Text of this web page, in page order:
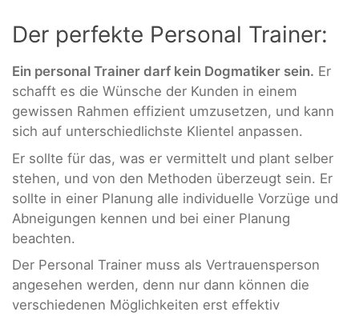
Der perfekte Personal Trainer:
Ein personal Trainer darf kein Dogmatiker sein. Er
schafft es die Wünsche der Kunden in einem
gewissen Rahmen effizient umzusetzen, und kann
sich auf unterschiedlichste Klientel anpassen.
Er sollte für das, was er vermittelt und plant selber
stehen, und von den Methoden überzeugt sein. Er
sollte in einer Planung alle individuelle Vorzüge und
Abneigungen kennen und bei einer Planung
beachten.
Der Personal Trainer muss als Vertrauensperson
angesehen werden, denn nur dann können die
verschiedenen Möglichkeiten erst effektiv